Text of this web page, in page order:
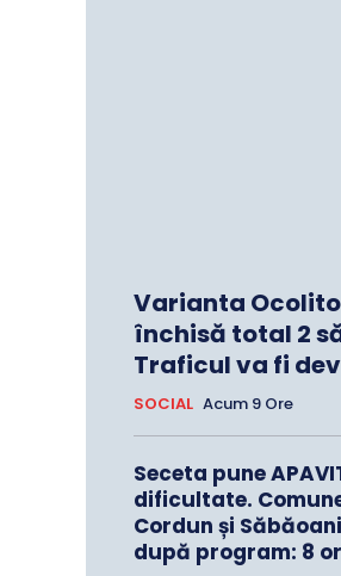
Varianta
închisă total 2
Traficul va fi
SOCIAL Acum 9 Ore
Seceta pune
dificultate.
Cordun și
după program: 8